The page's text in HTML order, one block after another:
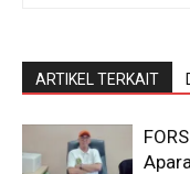
ARTIKEL TERKAIT